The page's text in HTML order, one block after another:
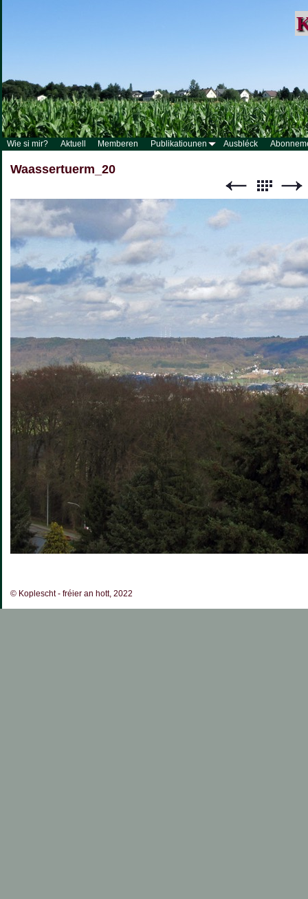
Wie si mir? Aktuell Memberen Publikatiounen Ausbléck
Waassertuerm_20
© Koplescht - fréier an hott, 2022